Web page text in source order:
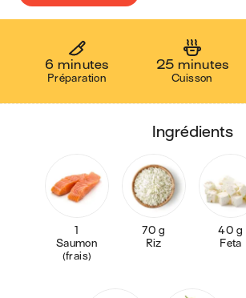
6 minutes
Préparation
25 minutes
Cuisson
ingrédients
1
Saumon
(frais)
70 g
Riz
40 g
Feta